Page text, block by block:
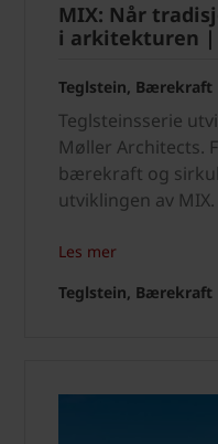
MIX: Når
i arkitekturen |
Teglstein, Bærekraft
Teglsteinsserie
Møller Architects.
bærekraft og
utviklingen av MIX.
Les mer
Teglstein, Bærekraft